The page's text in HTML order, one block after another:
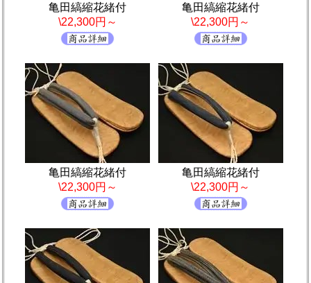
亀田縞縮花緒付
\22,300円～
亀田縞縮花緒付
\22,300円～
亀田縞縮花緒付
\22,300円～
亀田縞縮花緒付
\22,300円～